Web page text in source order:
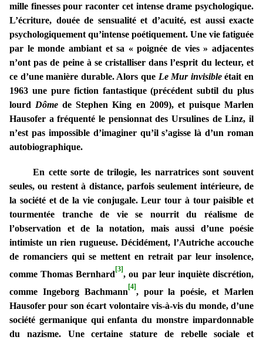
mille finesses pour raconter cet intense drame psychologique.
L’écriture, douée de sensualité et d’acuité, est aussi exacte
psychologiquement qu’intense poétiquement. Une vie fatiguée
par le monde ambiant et sa « poignée de vies » adjacentes
n’ont pas de peine à se cristalliser dans l’esprit du lecteur, et
ce d’une manière durable. Alors que Le Mur invisibleétait en
1963 une pure fiction fantastique (précédent subtil du plus
lourd Dôme de Stephen King en 2009), et puisque Marlen
Hausofer a fréquenté le pensionnat des Ursulines de Linz, il
n’est pas impossible d’imaginer qu’il s’agisse là d’un roman
autobiographique.
En cette sorte de trilogie, les narratrices sont souvent
seules, ou restent à distance, parfois seulement intérieure, de
la société et de la vie conjugale. Leur tour à tour paisible et
tourmentée tranche de vie se nourrit du réalisme de
l’observation et de la notation, mais aussi d’une poésie
intimiste un rien rugueuse. Décidément, l’Autriche accouche
de romanciers qui se mettent en retrait par leur insolence,
comme Thomas Bernhard[3], ou par leur inquiète discrétion,
comme Ingeborg Bachmann [4], pour la poésie, et Marlen
Hausofer pour son écart volontaire vis-à-vis du monde, d’une
société germanique qui enfanta du monstre impardonnable
du nazisme. Une certaine stature de rebelle sociale et